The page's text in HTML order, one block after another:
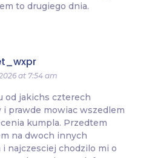
to drugiego dnia.
at 7:54 am
od jakichs czterech
i prawde mowiac wszedlem
kumpla. Przedtem
na dwoch innych
i najczesciej chodzilo mi o